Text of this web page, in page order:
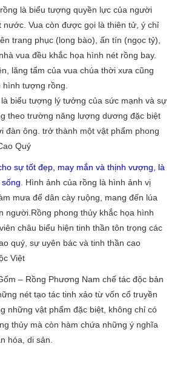
là biểu tượng quyền lực của người
nước. Vua còn được gọi là thiên tử, ý chỉ
trang phục (long bào), ấn tín (ngọc tỷ),
vua đều khắc họa hình nét rồng bay.
lăng tẩm của vua chúa thời xưa cũng
tượng rồng.
biểu tượng lý tưởng của sức mạnh và sự
theo trường năng lượng dương đặc biệt
đàn ông. trở thành một vật phẩm phong
Quý
sự tốt đẹp, may mắn và thịnh vượng, là
. Hình ảnh của rồng là hình ảnh vị
mưa để dân cày ruộng, mang đến lúa
người.Rồng phong thủy khắc họa hình
châu biểu hiện tinh thần tôn trọng các
quý, sự uyên bác và tinh thần cao
Việt
– Rồng Phương Nam chế tác độc bản
nét tạo tác tinh xảo từ vốn cổ truyền
những vật phẩm đặc biệt, không chỉ có
thủy mà còn hàm chứa những ý nghĩa
hóa, di sản.